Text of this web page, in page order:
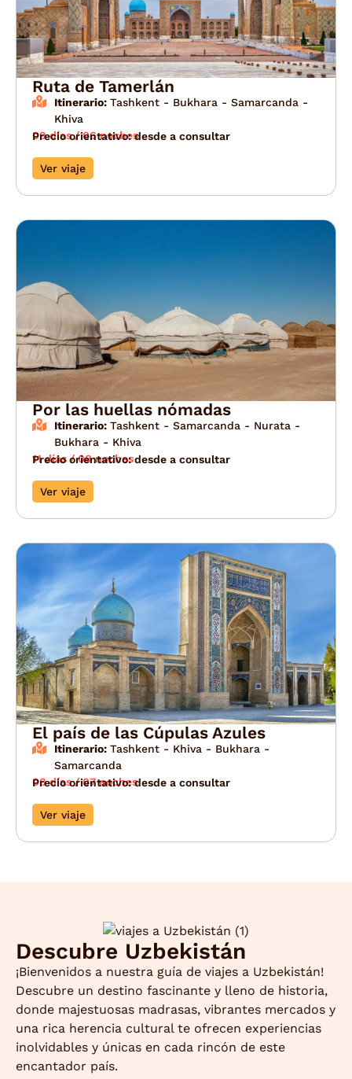
Ruta de Tamerlán
Itinerario: Tashkent - Bukhara - Samarcanda -
Khiva
09 días / 06 noches
Precio orientativo: desde a consultar
Ver viaje
Por las huellas nómadas
Itinerario: Tashkent - Samarcanda - Nurata -
Bukhara - Khiva
11 días / 08 noches
Precio orientativo: desde a consultar
Ver viaje
El país de las Cúpulas Azules
Itinerario: Tashkent - Khiva - Bukhara -
Samarcanda
08 días / 07 noches
Precio orientativo: desde a consultar
Ver viaje
Descubre Uzbekistán
¡Bienvenidos a nuestra guía de viajes a Uzbekistán!
Descubre un destino fascinante y lleno de historia,
donde majestuosas madrasas, vibrantes mercados y
una rica herencia cultural te ofrecen experiencias
inolvidables y únicas en cada rincón de este
encantador país.